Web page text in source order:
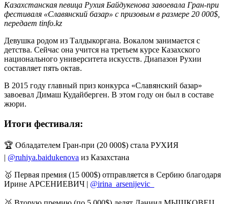
Казахстанская певица Рухия Байдукенова завоевала Гран-при
фестиваля «Славянский базар» с призовым в размере 20 000$,
передает tinfo.kz
Девушка родом из Талдыкоргана. Вокалом занимается с
детства. Сейчас она учится на третьем курсе Казахского
национального университета искусств. Диапазон Рухии
составляет пять октав.
В 2015 году главный приз конкурса «Славянский базар»
завоевал Димаш Кудайберген. В этом году он был в составе
жюри.
Итоги фестиваля:
🏆 Обладателем Гран-при (20 000$) стала РУХИЯ
| @ruhiya.baidukenova из Казахстана
🥇 Первая премия (15 000$) отправляется в Сербию благодаря
Ирине АРСЕНИЕВИЧ | @irina_arsenijevic_